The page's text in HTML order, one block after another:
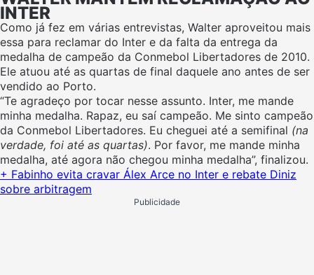
INTER
Como já fez em várias entrevistas, Walter aproveitou mais
essa para reclamar do Inter e da falta da entrega da
medalha de campeão da Conmebol Libertadores de 2010.
Ele atuou até as quartas de final daquele ano antes de ser
vendido ao Porto.
“Te agradeço por tocar nesse assunto. Inter, me mande
minha medalha. Rapaz, eu saí campeão. Me sinto campeão
da Conmebol Libertadores. Eu cheguei até a semifinal (na
verdade, foi até as quartas). Por favor, me mande minha
medalha, até agora não chegou minha medalha”, finalizou.
+ Fabinho evita cravar Álex Arce no Inter e rebate Diniz
sobre arbitragem
Publicidade